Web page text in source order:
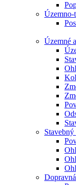
Územno-
Územné